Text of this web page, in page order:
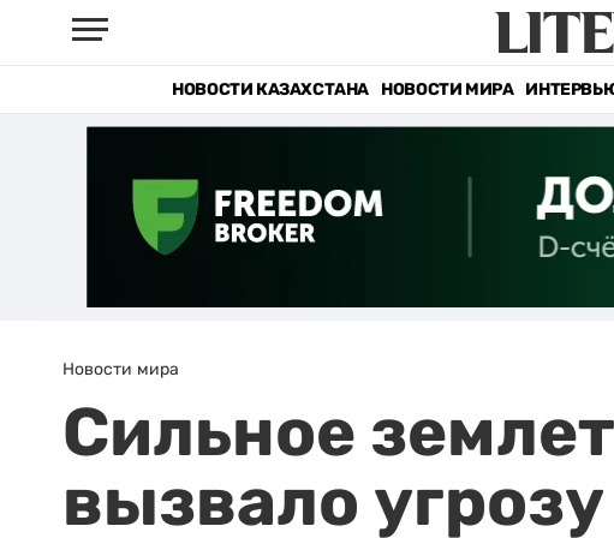
НОВОСТИ КАЗАХСТАНА НОВОСТИ МИРА
Новости мира
Сильное
вызвало